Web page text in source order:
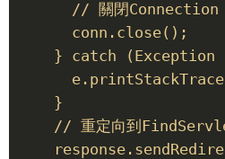
      // 關閉Connection
      conn.close();
} catch (Exception
    }
// 重定向到